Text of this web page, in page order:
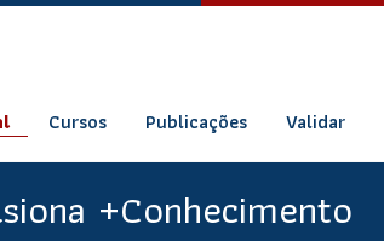
Cursos Publicações Validar
+Conhecimento